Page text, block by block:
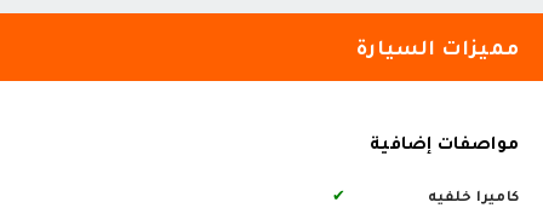
مميزات السيارة
مواصفات إضافية
كاميرا خلفيه
✔